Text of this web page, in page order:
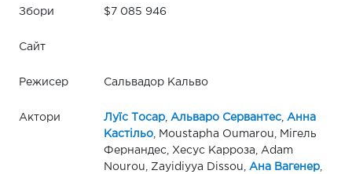
Збори $7 085 946
Сайт
Режисер Сальвадор Кальво
Актори Луїс Тосар, Альваро Сервантес, Анна
Кастільо, Moustapha Oumarou, Мігель
Фернандес, Хесус Карроза, Adam
Nourou, Zayidiyya Dissou, Ана Вагенер,